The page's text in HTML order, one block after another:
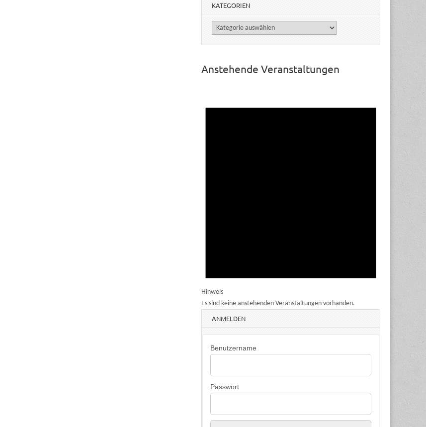
KATEGORIEN
Kategorien
Anstehende Veranstaltungen
Hinweis
Es sind keine anstehenden Veranstaltungen vorhanden.
ANMELDEN
Benutzername
Passwort